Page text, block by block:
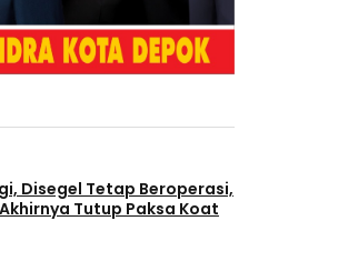
Disegel Tetap Beroperasi,
Tutup Paksa Koat